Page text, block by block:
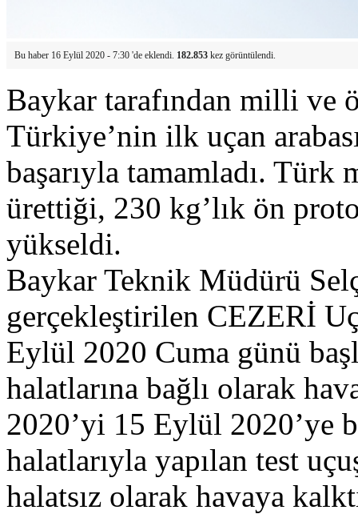
Bu haber 16 Eylül 2020 - 7:30 'de eklendi. 182.853 kez görüntülendi.
Baykar tarafından milli ve
Türkiye’nin ilk uçan
başarıyla tamamladı. Türk
ürettiği, 230 kg’lık ön
yükseldi.
Baykar Teknik Müdürü
gerçekleştirilen CEZERİ
Eylül 2020 Cuma günü
halatlarına bağlı olarak
2020’yi 15 Eylül 2020’ye
halatlarıyla yapılan test
halatsız olarak havaya